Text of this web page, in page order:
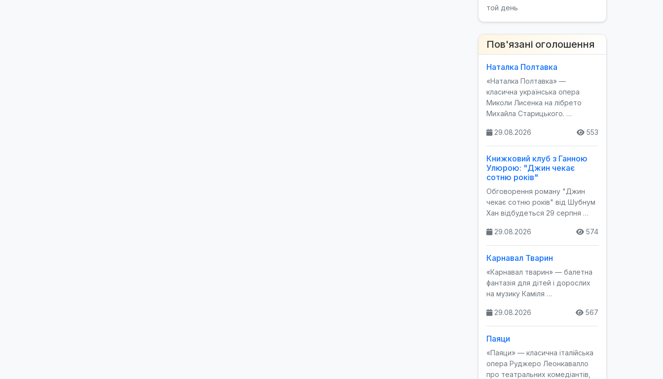
той день
Пов'язані оголошення
Наталка Полтавка
«Наталка Полтавка» —
класична українська опера
Миколи Лисенка на лібрето
Михайла Старицького. …
29.08.2026 553
Книжковий клуб з Ганною
Улюрою: "Джин чекає
сотню років"
Обговорення роману "Джин
чекає сотню років" від Шубнум
Хан відбудеться 29 серпня …
29.08.2026 574
Карнавал Тварин
«Карнавал тварин» — балетна
фантазія для дітей і дорослих
на музику Каміля …
29.08.2026 567
Паяци
«Паяци» — класична італійська
опера Руджеро Леонкавалло
про театральних комедіантів,